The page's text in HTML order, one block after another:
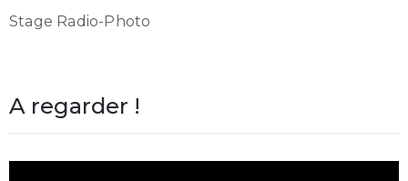
Stage Radio-Photo
A regarder !